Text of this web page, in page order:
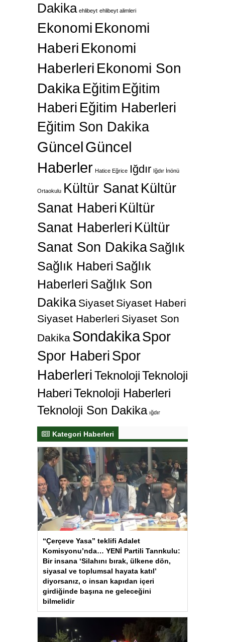
Dakika ehlibeyt ehlibeyt alimleri
Ekonomi Ekonomi
Haberi Ekonomi
Haberleri Ekonomi Son
Dakika Eğitim Eğitim
Haberi Eğitim Haberleri
Eğitim Son Dakika
GüncelGüncel
Haberler Hatice Eğrice Iğdır Iğdır İnönü
Ortaokulu Kültür SanatKültür
Sanat Haberi Kültür
Sanat Haberleri Kültür
Sanat Son DakikaSağlık
Sağlık Haberi Sağlık
Haberleri Sağlık Son
Dakika Siyaset Siyaset Haberi
Siyaset Haberleri Siyaset Son
Dakika SondakikaSpor
Spor Haberi Spor
HaberleriTeknolojiTeknoloji
HaberiTeknoloji Haberleri
Teknoloji Son Dakika ığdır
Kategori Haberleri
“Çerçeve Yasa” teklifi Adalet
Komisyonu’nda… YENİ Partili Tanrıkulu:
Bir insana ‘Silahını bırak, ülkene dön,
siyasal ve toplumsal hayata katıl’
diyorsanız, o insan kapıdan içeri
girdiğinde başına ne geleceğini
bilmelidir